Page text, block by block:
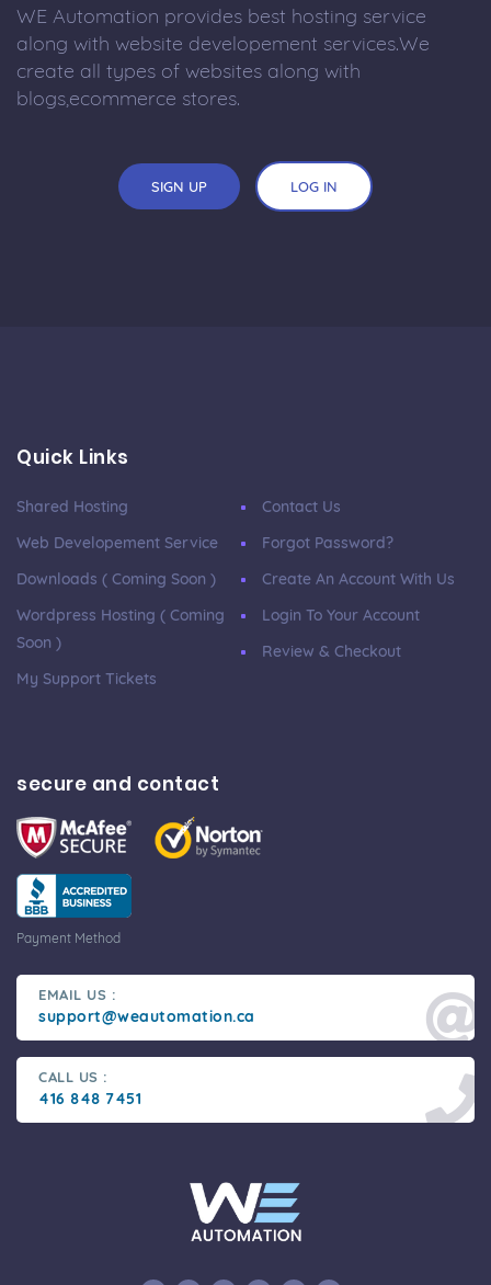
WE Automation provides best hosting service
along with website developement services.We
create all types of websites along with
blogs,ecommerce stores.
SIGN UP LOG IN
Quick Links
Shared Hosting
Web Developement Service
Downloads ( Coming Soon )
Wordpress Hosting ( Coming
Soon )
My Support Tickets
Contact Us
Forgot Password?
Create An Account With Us
Login To Your Account
Review & Checkout
secure and contact
Payment Method
EMAIL US :
support@weautomation.ca
CALL US :
416 848 7451